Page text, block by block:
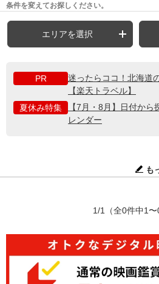
条件を変えてお探しください。
エリアを選択
PR
迷ったらココ！北海道
【楽天トラベル】
夏休み特集
【7月・8月】日付か
レンダー
も
1/1 （全0件中1〜